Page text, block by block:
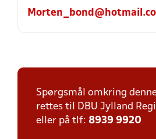
Spørgsmål omkring
rettes til DBU Jylland
eller på tlf: 8939 9920